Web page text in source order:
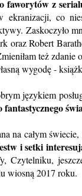
faworytów z
co
Zaskoczyło
oraz Robert
też zdanie
wygodę -
językiem
fantastycznego
na całym
i setki
Czytelniku,
wiosną 2017 roku.